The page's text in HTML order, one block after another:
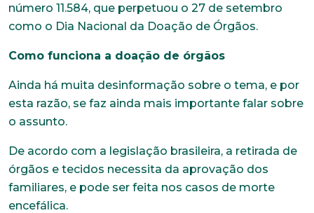
número 11.584, que perpetuou o 27 de setembro
como o Dia Nacional da Doação de Órgãos.
Como funciona a doação de órgãos
Ainda há muita desinformação sobre o tema, e por
esta razão, se faz ainda mais importante falar sobre
o assunto.
De acordo com a legislação brasileira, a retirada de
órgãos e tecidos necessita da aprovação dos
familiares, e pode ser feita nos casos de morte
encefálica.